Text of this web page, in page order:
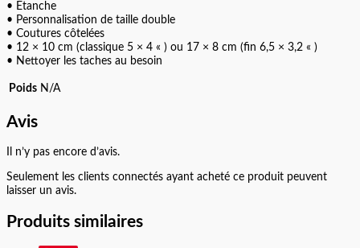
• Étanche
• Personnalisation de taille double
• Coutures côtelées
• 12 × 10 cm (classique 5 × 4 « ) ou 17 × 8 cm (fin 6,5 × 3,2 « )
• Nettoyer les taches au besoin
Poids N/A
Avis
Il n’y pas encore d’avis.
Seulement les clients connectés ayant acheté ce produit peuvent
laisser un avis.
Produits similaires